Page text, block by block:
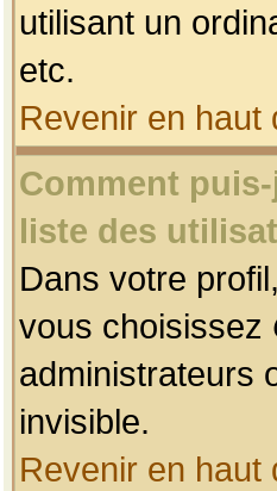
utilisant un
etc.
Revenir en haut
Comment
liste des
Dans votre
vous choisissez
administrateurs
invisible.
Revenir en haut